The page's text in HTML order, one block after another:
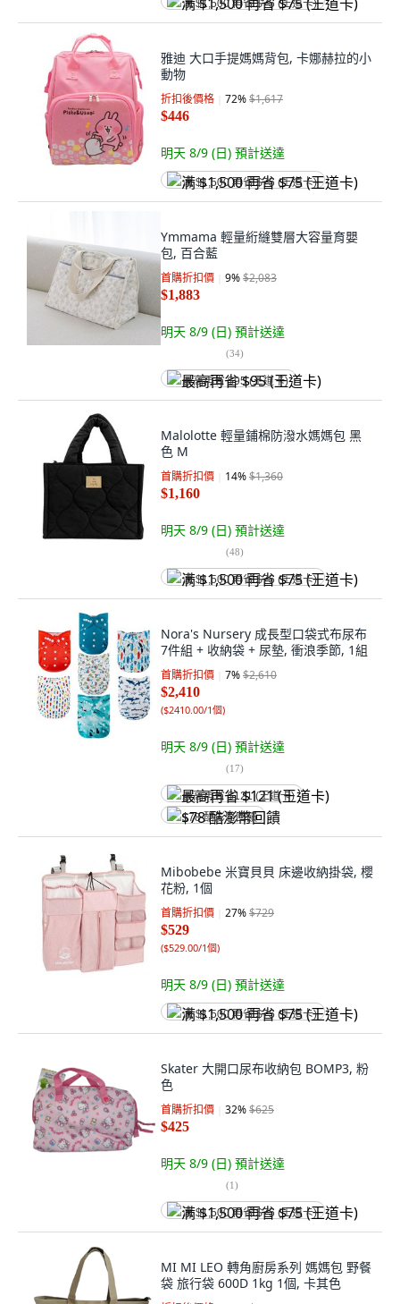
满 $1,500 再省 $75 (王道卡)
雅迪 大口手提媽媽背包, 卡娜赫拉的小
動物
折扣後價格 72%$1,617
$446
明天 8/9 (日) 預計送達
满 $1,500 再省 $75 (王道卡)
Ymmama 輕量絎縫雙層大容量育嬰
包, 百合藍
首購折扣價 9%$2,083
$1,883
明天 8/9 (日) 預計送達
(34)
最高再省 $95 (王道卡)
Malolotte 輕量鋪棉防潑水媽媽包 黑
色 M
首購折扣價 14%$1,360
$1,160
明天 8/9 (日) 預計送達
(48)
满 $1,500 再省 $75 (王道卡)
Nora's Nursery 成長型口袋式布尿布
7件組 + 收納袋 + 尿墊, 衝浪季節, 1組
首購折扣價 7%$2,610
$2,410
($2410.00/1個)
明天 8/9 (日) 預計送達
(17)
最高再省 $121 (王道卡)
$78 酷澎幣回饋
Mibobebe 米寶貝貝 床邊收納掛袋, 櫻
花粉, 1個
首購折扣價 27%$729
$529
($529.00/1個)
明天 8/9 (日) 預計送達
满 $1,500 再省 $75 (王道卡)
Skater 大開口尿布收納包 BOMP3, 粉
色
首購折扣價 32%$625
$425
明天 8/9 (日) 預計送達
(1)
满 $1,500 再省 $75 (王道卡)
MI MI LEO 轉角廚房系列 媽媽包 野餐
袋 旅行袋 600D 1kg 1個, 卡其色